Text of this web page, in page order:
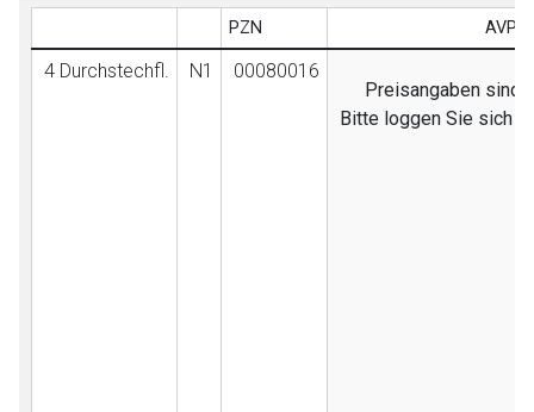
PZN AVP
4 Durchstechfl. N1
00080016
Preisangaben sind
Bitte loggen Sie sich